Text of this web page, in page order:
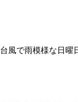
台風で雨模様な日曜